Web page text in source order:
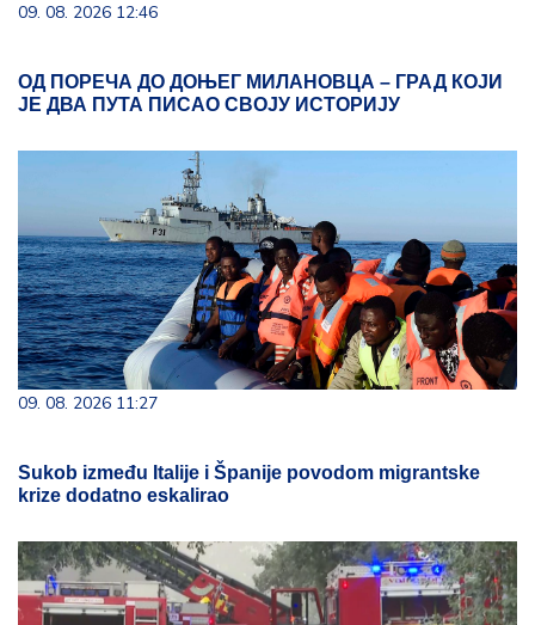
09. 08. 2026 12:46
ОД ПОРЕЧА ДО ДОЊЕГ МИЛАНОВЦА – ГРАД КОЈИ
ЈЕ ДВА ПУТА ПИСАО СВОЈУ ИСТОРИЈУ
09. 08. 2026 11:27
Sukob između Italije i Španije povodom migrantske
krize dodatno eskalirao